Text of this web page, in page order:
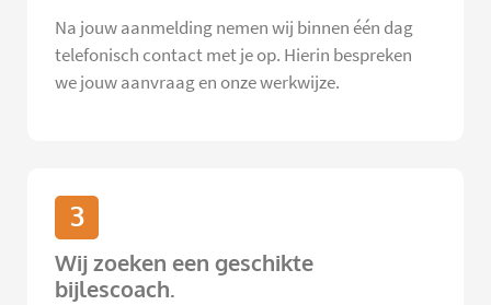
Na jouw aanmelding nemen wij binnen één dag
telefonisch contact met je op. Hierin bespreken
we jouw aanvraag en onze werkwijze.
3
Wij zoeken een geschikte
bijlescoach.